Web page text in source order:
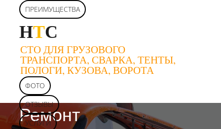
ПРЕИМУЩЕСТВА
НТС
СТО ДЛЯ ГРУЗОВОГО
ТРАНСПОРТА, СВАРКА, ТЕНТЫ,
ПОЛОГИ, КУЗОВА, ВОРОТА
ФОТО
ОТЗЫВЫ
УСЛУГИ
Ремонт